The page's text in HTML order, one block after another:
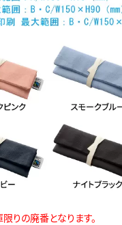
りの廃番となります。